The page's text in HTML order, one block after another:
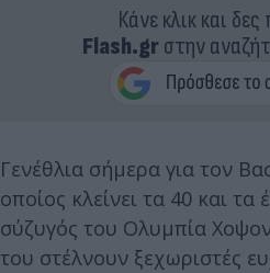
Κάνε κλικ και
Flash.grστην
Γενέθλια σήμερα για τον
οποίος κλείνει τα 40 και τα
σύζυγός του Ολυμπία
του στέλνουν ξεχωριστές